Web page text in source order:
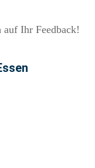
auf Ihr Feedback!